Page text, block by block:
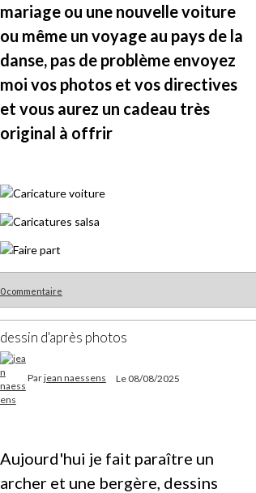
mariage ou une nouvelle voiture
ou même un voyage au pays de la
danse, pas de problème envoyez
moi vos photos et vos directives
et vous aurez un cadeau très
original à offrir
0 commentaire
dessin d'après photos
Parjean naessens Le 08/08/2025
Aujourd'hui je fait paraître un
archer et une bergère, dessins